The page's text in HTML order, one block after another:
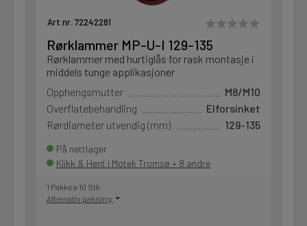
Art.nr. 72242281
Rørklammer MP-U-I 129-135
Rørklammer med hurtiglås for rask montasje i
middels tunge applikasjoner
Opphengsmutter
M8/M10
Overflatebehandling
Elforsinket
Rørdiameter utvendig (mm)
129-135
På nettlager
Klikk & Hent i Motek Tromsø + 8 andre
1 Pakke a 10 Stk
Alternativ pakning